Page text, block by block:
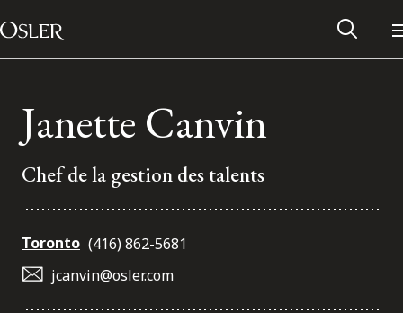
Passer au contenu
Main Navigation
Janette Canvin
Chef de la gestion des talents
Toronto (416) 862-5681
jcanvin@osler.com